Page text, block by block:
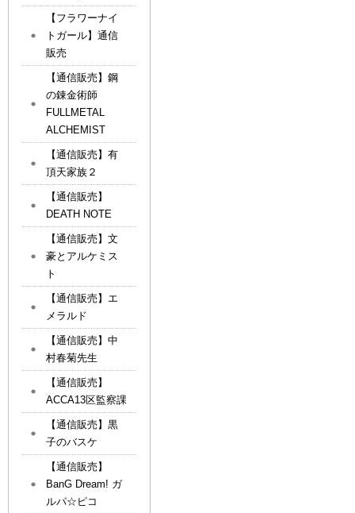
【フラワーナイ
トガール】通信
販売
【通信販売】鋼
の錬金術師
FULLMETAL
ALCHEMIST
【通信販売】有
頂天家族２
【通信販売】
DEATH NOTE
【通信販売】文
豪とアルケミス
ト
【通信販売】エ
メラルド
【通信販売】中
村春菊先生
【通信販売】
ACCA13区監察課
【通信販売】黒
子のバスケ
【通信販売】
BanG Dream! ガ
ルパ☆ピコ